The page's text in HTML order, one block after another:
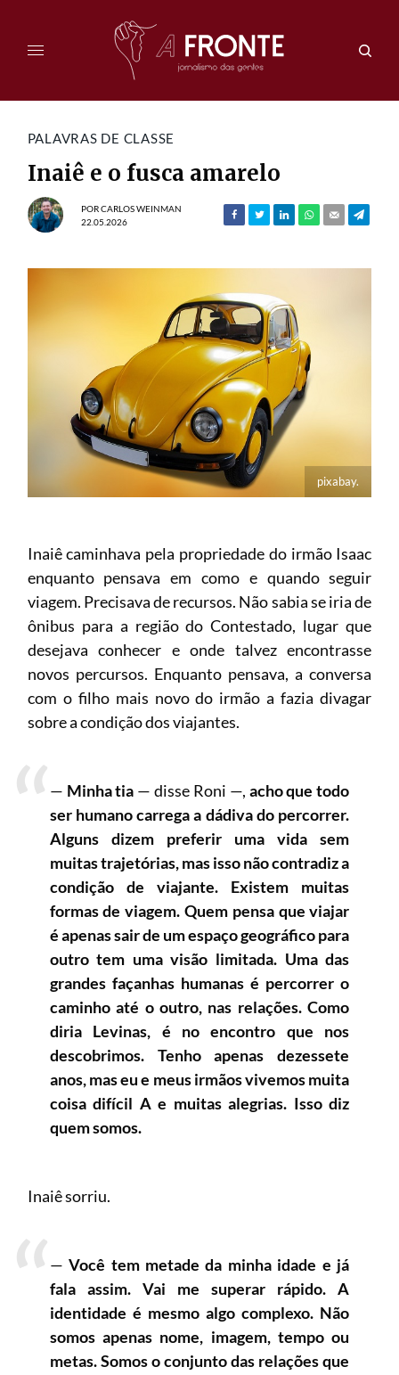
PALAVRAS DE CLASSE
Inaiê e o fusca amarelo
PORCARLOS WEINMAN
22.05.2026
pixabay.
Inaiê caminhava pela propriedade do irmão Isaac
enquanto pensava em como e quando seguir
viagem. Precisava de recursos. Não sabia se iria de
ônibus para a região do Contestado, lugar que
desejava conhecer e onde talvez encontrasse
novos percursos. Enquanto pensava, a conversa
com o filho mais novo do irmão a fazia divagar
sobre a condição dos viajantes.
— Minha tia — disse Roni —, acho que todo
ser humano carrega a dádiva do percorrer.
Alguns dizem preferir uma vida sem
muitas trajetórias, mas isso não contradiz a
condição de viajante. Existem muitas
formas de viagem. Quem pensa que viajar
é apenas sair de um espaço geográfico para
outro tem uma visão limitada. Uma das
grandes façanhas humanas é percorrer o
caminho até o outro, nas relações. Como
diria Levinas, é no encontro que nos
descobrimos. Tenho apenas dezessete
anos, mas eu e meus irmãos vivemos muita
coisa difícil A e muitas alegrias. Isso diz
quem somos.
Inaiê sorriu.
—Você tem metade da minha idade e já
fala assim. Vai me superar rápido. A
identidade é mesmo algo complexo. Não
somos apenas nome, imagem, tempo ou
metas. Somos o conjunto das relações que